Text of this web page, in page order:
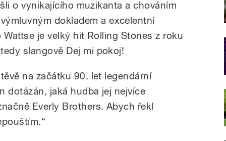
o vynikajícího muzikanta a chováním
dokladem a excelentní
je velký hit Rolling Stones z roku
slangově Dej mi pokoj!
na začátku 90. let legendární
dotázán, jaká hudba jej nejvíce
Everly Brothers. Abych řekl